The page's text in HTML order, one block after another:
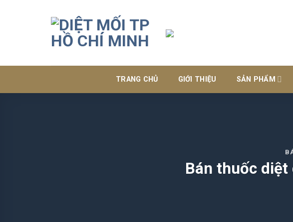
TRANG CHỦ GIỚI THIỆU SẢN PHẨM
Bán thuốc